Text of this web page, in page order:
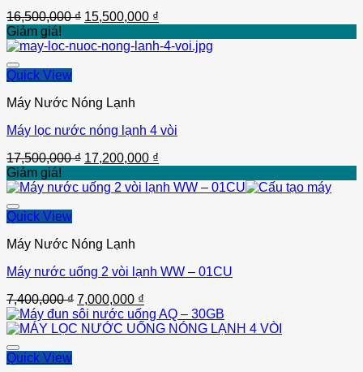
16,500,000₫ Giá
là:
15,500,000 ₫
tại
Giảm giá!
Quick View
Máy Nước Nóng Lạnh
Máy lọc nước nóng lạnh 4 vòi
17,500,000₫ Giá
là:
17,200,000 ₫
tại
Giảm giá!
Quick View
Máy Nước Nóng Lạnh
Máy nước uống 2 vòi lạnh WW – 01CU
7,400,000₫ Giá
gốc
là:
7,000,000 ₫
hiện
tại
Quick View